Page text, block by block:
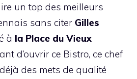
un top des meilleurs
sans citer Gilles
à la Place du Vieux
d’ouvrir ce Bistro, ce chef
des mets de qualité